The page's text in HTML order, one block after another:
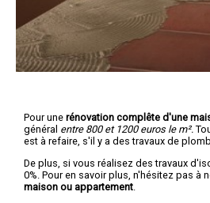
Pour une rénovation complête d'une
général entre 800 et 1200 euros le m².
est à refaire, s'il y a des travaux de
De plus, si vous réalisez des travaux
0%. Pour en savoir plus, n'hésitez pas à
maison ou appartement